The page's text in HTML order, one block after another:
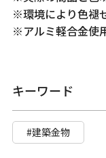
※環境により色褪
※アルミ軽合金使
キーワード
#建築金物